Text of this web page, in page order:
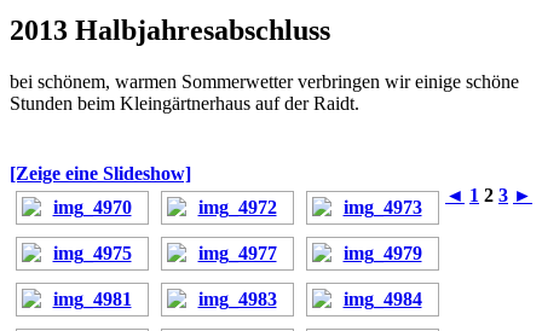
2013 Halbjahresabschluss
bei schönem, warmen Sommerwetter verbringen wir einige schöne
Stunden beim Kleingärtnerhaus auf der Raidt.
[Zeige eine Slideshow]
◄ 1 2 3 ►